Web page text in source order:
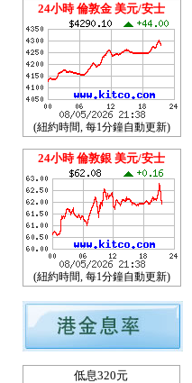
24小時 倫敦金 美元/安士
(紐約時間, 每1分鐘自動更新)
24小時 倫敦銀 美元/安士
(紐約時間, 每1分鐘自動更新)
低息320元